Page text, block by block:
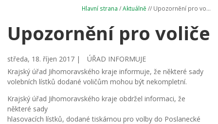
Hlavní strana /Aktuálně // Upozornění pro vo...
Upozornění pro voliče
středa, 18. říjen 2017 |
ÚŘAD INFORMUJE
Krajský úřad Jihomoravského kraje informuje, že některé sady
volebních lístků dodané voličům mohou být nekompletní.
Krajský úřad Jihomoravského kraje obdržel informaci, že
některé sady
hlasovacích lístků, dodané tiskárnou pro volby do Poslanecké